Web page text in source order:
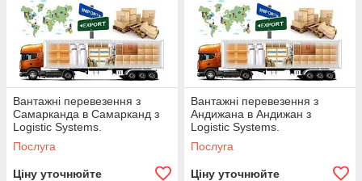
Словаччини, Іспанії, Швеції, Вірменії, Азербайджану,
Грузії, Казахстану, Таджикістану ,Тукменістану,
Узбекистану.
Заповніть формуляр на сайті - і ваша заявка готова.
Logistic Systems - надійний перевізник.
Вантажні перевезення з
Самарканда в Самарканд з
Logistic Systems.
Послуга
Ціну уточнюйте
Вантажні перевезення з
Андижана в Андижан з
Logistic Systems.
Послуга
Ціну уточнюйте